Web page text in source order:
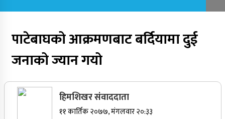
जुम्लाबाट सुर्खेत र नेपालगञ्जतर्फ लैजाँदै गरिएको १८०
सर्वोच्चले खारेज गर्‍यो दानबहादुर बुढाको रिट,
पदमुक्तिको निर्णय कायम
पाटेबाघको आक्रमणबाट बर्दियामा दुई
जनाको ज्यान गयो
हिमशिखर संवाददाता
११ कार्तिक २०७७, मंगलवार २०:३३